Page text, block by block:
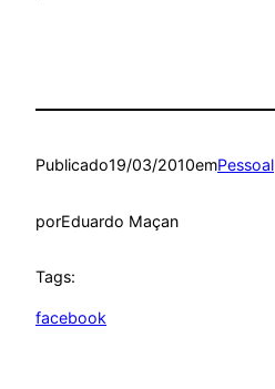
Publicado19/03/2010emPessoal
porEduardo Maçan
Tags:
facebook